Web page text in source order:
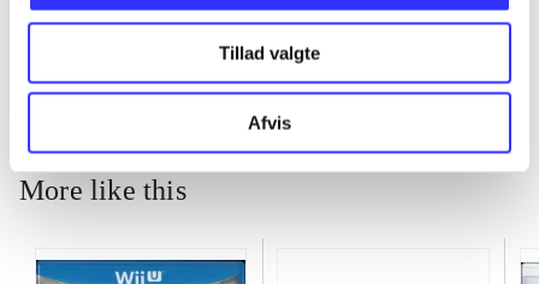
Tillad valgte
Afvis
...
More like this